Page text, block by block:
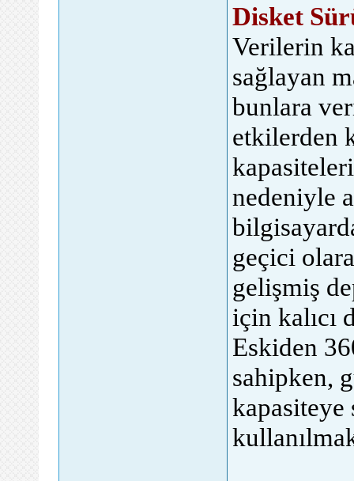
Disket
Verilerin
sağlayan
bunlara
etkilerden
nedeniyle
geçici
gelişmiş
için kalıcı
Eskiden
sahipken,
kapasiteye